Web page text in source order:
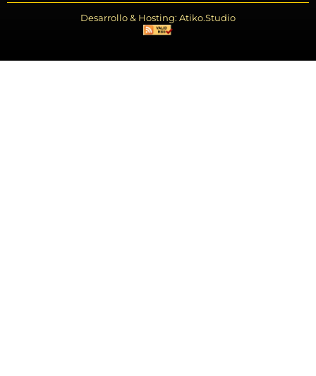
Desarrollo & Hosting: Atiko.Studio